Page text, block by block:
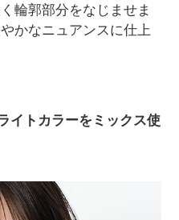
輪郭部分をなじませま
かなニュアンスに仕上
イトカラーをミックス使